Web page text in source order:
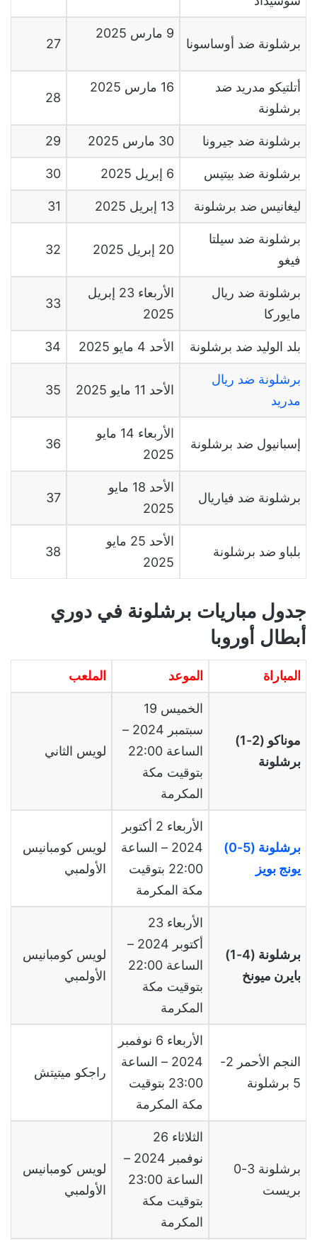
برشلونة ضد أوساسونا
9 مارس
27
أتلتيكو مدريد ضد
برشلونة
16 مارس
28
برشلونة ضد جيرونا 30 مارس 29
برشلونة ضد بيتيس 6 إبريل 30
ليغانيس ضد برشلونة 13 إبريل 31
برشلونة ضد سيلتا
فيغو
20 إبريل 32
برشلونة ضد ريال
مايوركا
الأربعاء 23
إبريل
2025
33
بلد الوليد ضد برشلونة الأحد مايو 34
برشلونة ضد ريال
مدريد
الأحد مايو 35
إسبانيول ضد برشلونة
الأربعاء
مايو
2025
36
برشلونة ضد فياريال
الأحد
مايو
2025
37
بلباو ضد برشلونة
الأحد
مايو
2025
38
جدول مباريات برشلونة في دوري
أبطال أوروبا
المباراة الموعد الملعب
موناكو (2-1)
برشلونة
الخميس 19
سبتمبر 2024 –
الساعة 22:00
بتوقيت مكة
المكرمة
لويس الثاني
برشلونة (5-0)
يونج بويز
الأربعاء 2 أكتوبر
2024 – الساعة
22:00 بتوقيت
مكة المكرمة
لويس كومبانيس
الأولمبي
برشلونة (4-1)
بايرن ميونخ
الأربعاء 23
أكتوبر 2024 –
الساعة 22:00
بتوقيت مكة
المكرمة
لويس كومبانيس
الأولمبي
النجم الأحمر 2-
5 برشلونة
الأربعاء 6 نوفمبر
2024 – الساعة
23:00 بتوقيت
مكة المكرمة
راجكو ميتيتش
برشلونة 3-0
بريست
الثلاثاء 26
نوفمبر 2024 –
الساعة 23:00
بتوقيت مكة
المكرمة
لويس كومبانيس
الأولمبي